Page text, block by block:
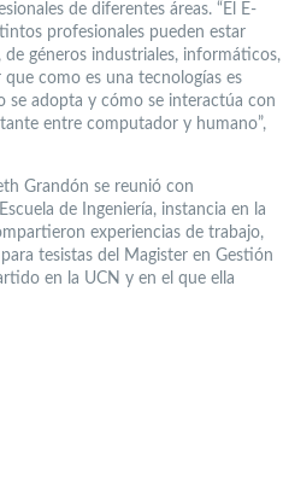
de diferentes áreas. “El E-
profesionales pueden estar
de géneros industriales, informáticos,
como es una tecnologías es
se adopta y cómo se interactúa con
entre computador y humano”,
Grandón se reunió con
de Ingeniería, instancia en la
experiencias de trabajo,
tesistas del Magister en Gestión
en la UCN y en el que ella